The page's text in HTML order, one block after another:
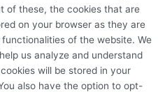
of these, the cookies that are
on your browser as they are
of the website. We
us analyze and understand
will be stored in your
also have the option to opt-